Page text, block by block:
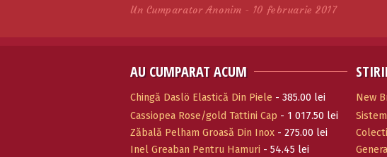
Un Cumparator Anonim - 10 februarie 2017
AU CUMPARAT ACUM
Chingă Daslö Elastică Din Piele - 385.00 lei
Cassiopea Rose/gold Tattini Cap - 1 017.50 lei
Zăbală Pelham Groasă Din Inox - 275.00 lei
Inel Greaban Pentru Hamuri - 54.45 lei
New
2017